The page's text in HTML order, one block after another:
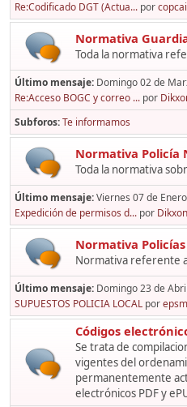
Re:Codificado DGT (Actua... porcopcai
Normativa
Toda la normativa
Último mensaje: Domingo 02 de
Re:Acceso BOGC y correo ... por
Subforos Te informamos
Normativa Policía
Toda la normativa
Último mensaje:Viernes 07 de
Expedición de permisos d... por Dikxon
Normativa
Normativa referente
Último mensaje: Domingo 23 de
SUPUESTOS POLICIA LOCAL porepsm
Códigos
Se trata de
vigentes del
permanentemente
electrónicos PDF y